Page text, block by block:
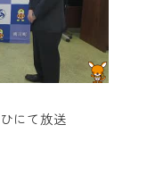
にて放送
引き続き
ともないメ
。